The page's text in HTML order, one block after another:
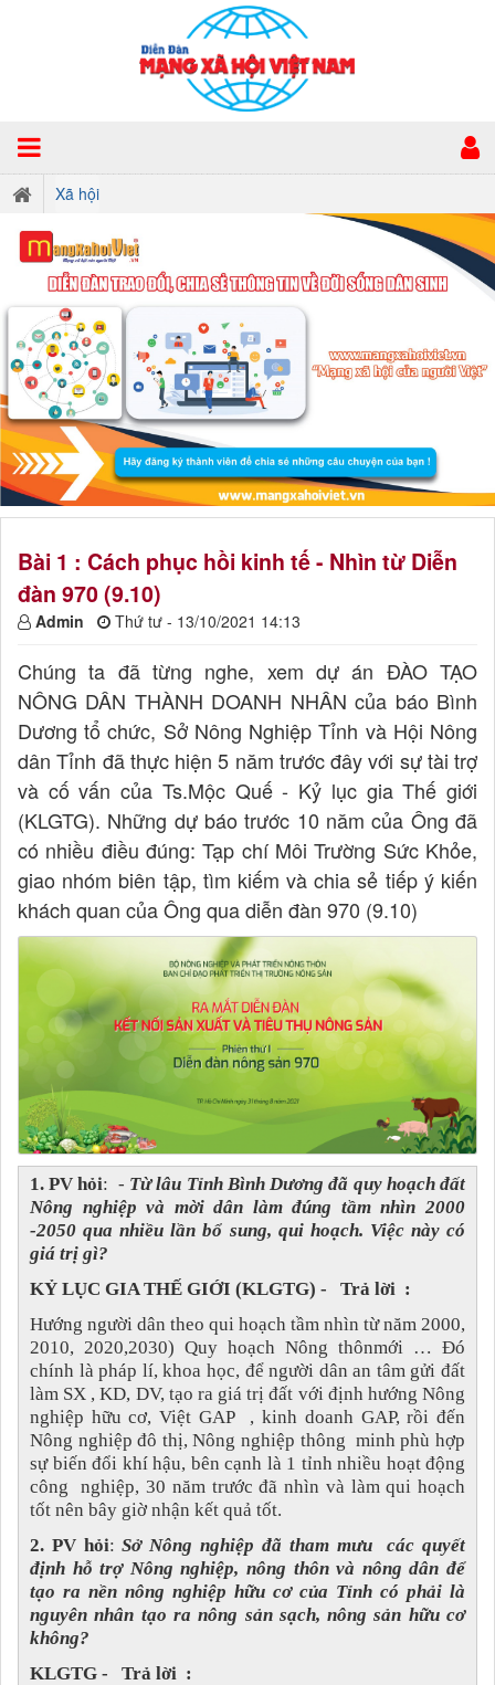
Xã hội
Bài 1 : Cách phục hồi kinh tế - Nhìn từ Diễn
đàn 970 (9.10)
Admin Thứ tư - 13/10/2021 14:13
Chúng ta đã từng nghe, xem dự án ĐÀO TẠO
NÔNG DÂN THÀNH DOANH NHÂN của báo Bình
Dương tổ chức, Sở Nông Nghiệp Tỉnh và Hội Nông
dân Tỉnh đã thực hiện 5 năm trước đây với sự tài trợ
và cố vấn của Ts.Mộc Quế - Kỷ lục gia Thế giới
(KLGTG). Những dự báo trước 10 năm của Ông đã
có nhiều điều đúng: Tạp chí Môi Trường Sức Khỏe,
giao nhóm biên tập, tìm kiếm và chia sẻ tiếp ý kiến
khách quan của Ông qua diễn đàn 970 (9.10)
1. PV hỏi: - Từ lâu Tỉnh Bình Dương đã quy hoạch đất
Nông nghiệp và mời dân làm đúng tầm nhìn 2000
-2050 qua nhiều lần bổ sung, qui hoạch. Việc này có
giá trị gì?
KỶ LỤC GIA THẾ GIỚI (KLGTG) - Trả lời :
Hướng người dân theo qui hoạch tầm nhìn từ năm 2000,
2010, 2020,2030) Quy hoạch Nông thônmới … Đó
chính là pháp lí, khoa học, để người dân an tâm gửi đất
làm SX , KD, DV, tạo ra giá trị đất với định hướng Nông
nghiệp hữu cơ, Việt GAP , kinh doanh GAP, rồi đến
Nông nghiệp đô thị, Nông nghiệp thông minh phù hợp
sự biến đổi khí hậu, bên cạnh là 1 tỉnh nhiều hoạt động
công nghiệp, 30 năm trước đã nhìn và làm qui hoạch
tốt nên bây giờ nhận kết quả tốt.
2. PV hỏi:Sở Nông nghiệp đã tham mưu các quyết
định hỗ trợ Nông nghiệp, nông thôn và nông dân để
tạo ra nền nông nghiệp hữu cơ của Tỉnh có phải là
nguyên nhân tạo ra nông sản sạch, nông sản hữu cơ
không?
KLGTG - Trả lời :